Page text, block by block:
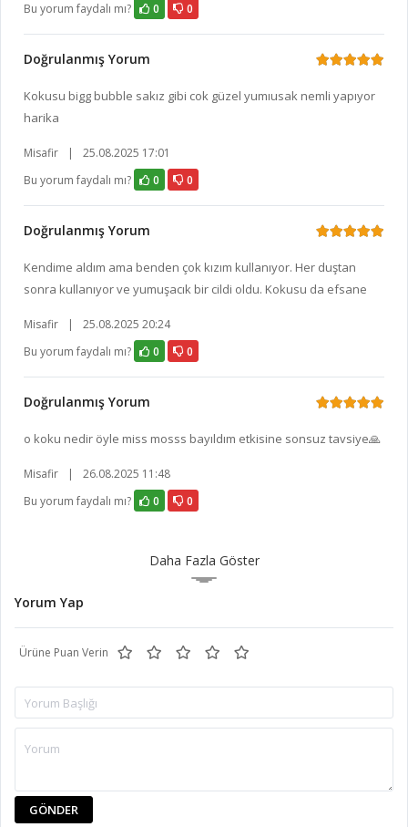
Bu yorum faydalı mı?
0 0
Doğrulanmış Yorum
Kokusu bigg bubble sakız gibi cok güzel yumıusak nemli yapıyor
harika
Misafir |
25.08.2025 17:01
Bu yorum faydalı mı?
0 0
Doğrulanmış Yorum
Kendime aldım ama benden çok kızım kullanıyor. Her duştan
sonra kullanıyor ve yumuşacık bir cildi oldu. Kokusu da efsane
Misafir |
25.08.2025 20:24
Bu yorum faydalı mı?
0 0
Doğrulanmış Yorum
o koku nedir öyle miss mosss bayıldım etkisine sonsuz tavsiye🙏
Misafir |
26.08.2025 11:48
Bu yorum faydalı mı?
0 0
Daha Fazla Göster
Yorum Yap
Ürüne Puan Verin
GÖNDER